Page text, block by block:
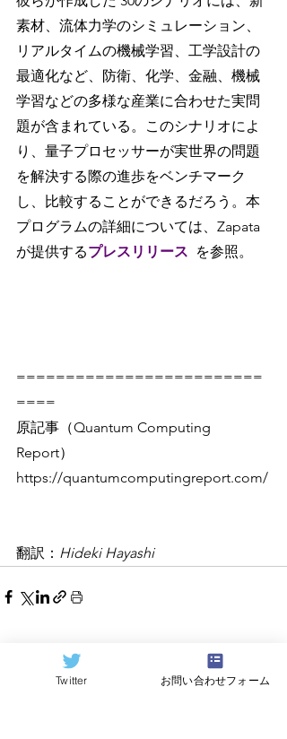
素材、流体力学のシミュレーション、
リアルタイムの機械学習、工学設計の
最適化など、防衛、化学、金融、機械
学習などの多様な産業に合わせた実問
題が含まれている。このシナリオによ
り、量子プロセッサーが実世界の問題
を解決する際の進歩をベンチマーク
し、比較することができるだろう。本
プログラムの詳細については、Zapata
が提供するプレスリリース を参照。
=========================
====
原記事（Quantum Computing
Report）
https://quantumcomputingreport.com/
翻訳： Hideki Hayashi
関連記事
Twitter お問い合わせフォーム